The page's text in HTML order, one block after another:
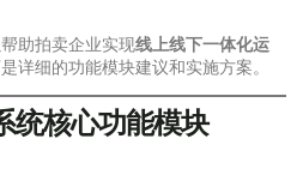
助拍卖企业实现线上线下一体化运
详细的功能模块建议和实施方案。
统核心功能模块